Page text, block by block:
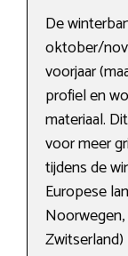
De
oktober/
voorjaar
profiel en
materiaal.
voor meer
tijdens de
Europese